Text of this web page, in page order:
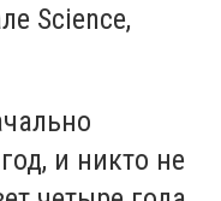
Science,
и никто не